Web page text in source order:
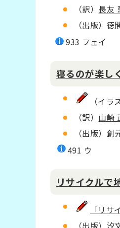
（訳） 長友
（出版）徳
933 フェイ
寝るのが楽し
（イラ
（訳） 山崎
（出版）創
491 ウ
リサイクル
「リ